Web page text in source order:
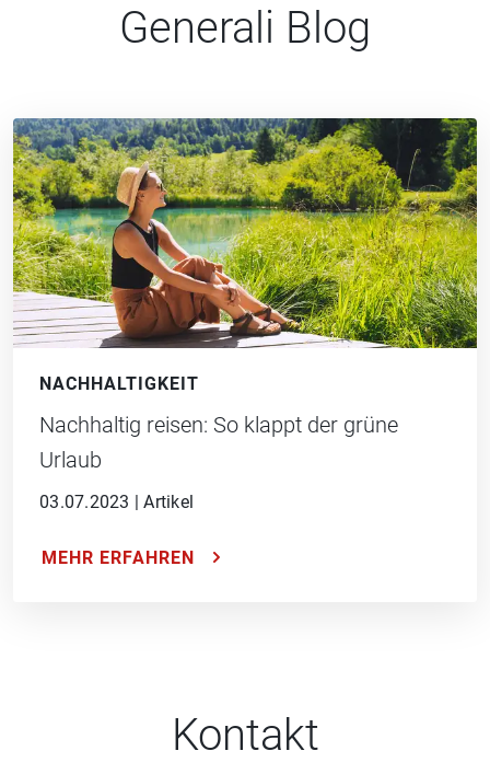
Generali Blog
NACHHALTIGKEIT
Nachhaltig reisen: So klappt der grüne
Urlaub
03.07.2023 |Artikel
MEHR ERFAHREN
Kontakt